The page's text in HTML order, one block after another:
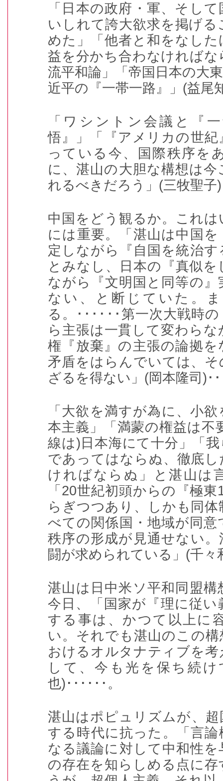
「日本の政府・軍、そし
いしれて誇大欲求を掲げ
めた」「他者と和をなし
益を分かち合わなければ
流平和論」「帝国日本の大
近平の『一帯一路』」 (益尾
「ワシントン会議と『
悟』」「『アメリカの世
っている今、国際秩序を
に、湛山の大胆な構想は
れるべきだろう」 (三牧聖子
中国をどう観るか。これ
には重要。「湛山は中国
定しながら『自国を統治
とみなし、日本の『真似
ながら『文明国と同等の
ない、と断じていた。
る。
･･････ 第一次大戦時
ら主張は一貫して変わら
権『放棄』の主張の論拠
矛盾をはらんでいては、
ざるを得ない」 (岡本隆司)･
「大欲を満すが為に、小
本主義」「満蒙の権益は不
線は)日本海にて十分」「
であってはならぬ、徹底
ければならぬ」と湛山は
「 20世紀初頭からの『極東
らぎつつあり、しかも同
べての関係国・地域が同
秩序の形成が見通せない
闘が求められている」 (千々
湛山は日中米ソ平和同盟
今日、「国家が『理に従
する事は、かつて以上に
い。それでも湛山のこの
おけるオルタナティブを
して、今も光を保ち続
也)･･････ 。
湛山はポピュリズムが、
する時代に抗った。「言
なる議論に対して中和性
の存在を知らしめる点に